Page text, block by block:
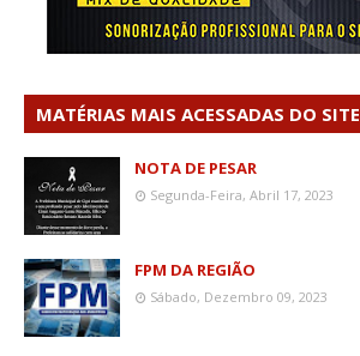
MATÉRIAS MAIS ACESSADAS DO SITE
NOTA DE PESAR
Segunda-Feira, Abril 17, 2023
FPM DA REGIÃO
Sábado, Dezembro 09, 2023